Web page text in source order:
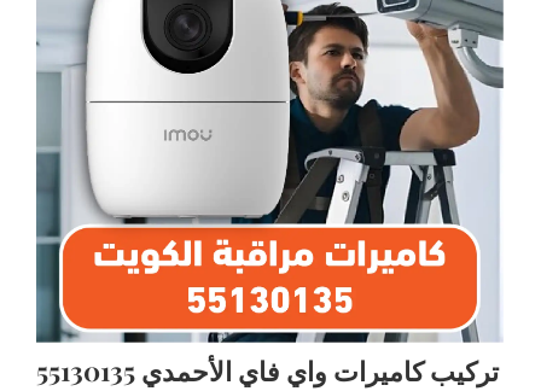
تركيب كاميرات واي فاي الأحمدي 55130135